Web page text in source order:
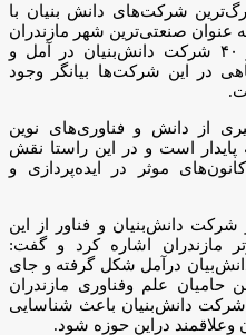
شرکت‌های دانش بنیان با
عنوان صنعتی‌ترین شهر مازندران
مستقر هستند، تصریح کرد: حضور ۴۰ شرکت دانش‌بنیان در آمل و
در این شرکت‌ها بیانگر وجود
از دانش و فناوری‌های نوین
است و در این راستا نقش
موثر در ایده‌پردازی و
شرکت دانش‌بنیان و فناور از این
مازندران اشاره کرد و گفت:
درآمل شکل گرفته و جای
علم وفناوری مازندران
شرکت دانش‌بنیان باعث شناسایی
وعلاقمند دراین حوزه شود.